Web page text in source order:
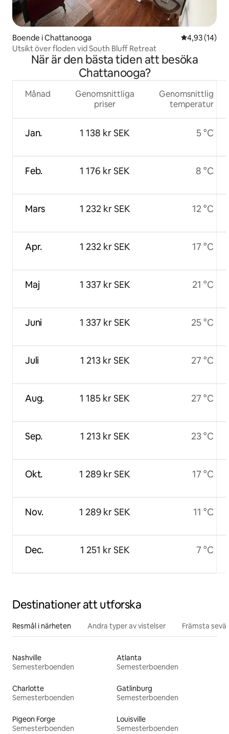
Boende i Chattanooga 4,93 av 5 i
4,93 (14)
Utsikt över floden vid South Bluff Retreat
När är den bästa tiden att besöka
Chattanooga?
Månad
Jan.
Feb.
Mars
Apr.
Maj
Juni
Juli
Aug.
Sep.
Okt.
Nov.
Dec.
Genomsnittliga
priser
1 138 kr SEK
1 176 kr SEK
1 232 kr SEK
1 232 kr SEK
1 337 kr SEK
1 337 kr SEK
1 213 kr SEK
1 185 kr SEK
1 213 kr SEK
1 289 kr SEK
1 289 kr SEK
1 251 kr SEK
Genomsnittlig
temperatur
5 °C
8 °C
12 °C
17 °C
21 °C
25 °C
27 °C
27 °C
23 °C
17 °C
11 °C
7 °C
Destinationer att utforska
Resmål i närheten Andra typer av vistelser Främsta
Nashville
Semesterboenden
Atlanta
Semesterboenden
Charlotte
Semesterboenden
Gatlinburg
Semesterboenden
Pigeon Forge
Semesterboenden
Louisville
Semesterboenden